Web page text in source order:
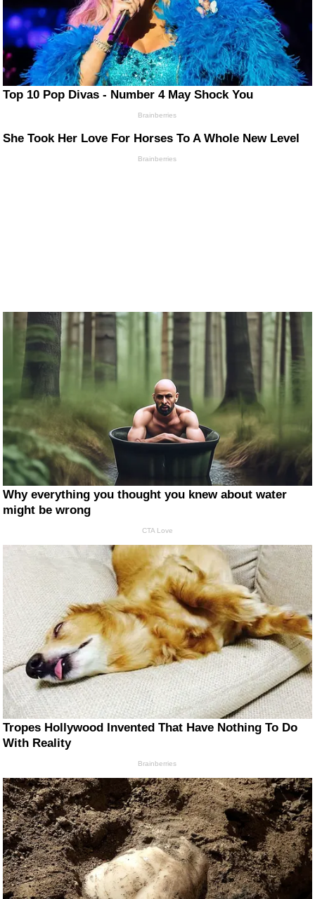
Top 10 Pop Divas - Number 4 May Shock You
Brainberries
She Took Her Love For Horses To A Whole New Level
Brainberries
Why everything you thought you knew about water
might be wrong
CTA Love
Tropes Hollywood Invented That Have Nothing To Do
With Reality
Brainberries